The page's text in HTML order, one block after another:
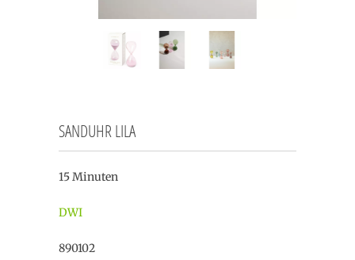
SANDUHR LILA
15 Minuten
DWI
890102